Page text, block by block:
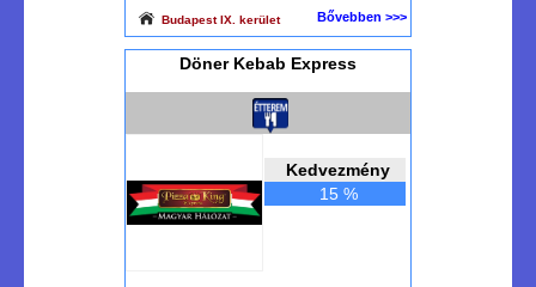
Budapest IX. kerület Bővebben >>>
Döner Kebab Express
Kedvezmény
15 %